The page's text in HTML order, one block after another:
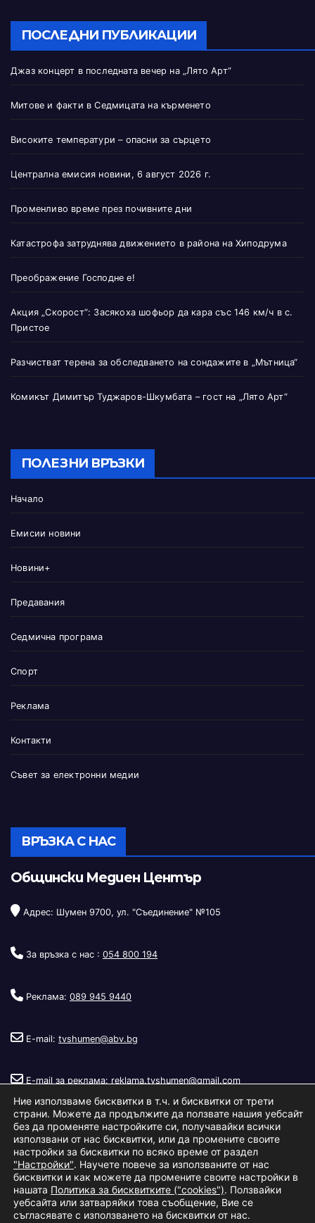
ПОСЛЕДНИ ПУБЛИКАЦИИ
Джаз концерт в последната вечер на „Лято Арт“
Митове и факти в Седмицата на кърменето
Високите температури – опасни за сърцето
Централна емисия новини, 6 август 2026 г.
Променливо време през почивните дни
Катастрофа затруднява движението в района на Хиподрума
Преображение Господне е!
Акция „Скорост“: Засякоха шофьор да кара със 146 км/ч в с.
Пристое
Разчистват терена за обследването на сондажите в „Мътница“
Комикът Димитър Туджаров-Шкумбата – гост на „Лято Арт“
ПОЛЕЗНИ ВРЪЗКИ
Начало
Емисии новини
Новини+
Предавания
Седмична програма
Спорт
Реклама
Контакти
Съвет за електронни медии
ВРЪЗКА С НАС
Общински Медиен Център
Адрес: Шумен 9700, ул. "Съединение" №105
За връзка с нас : 054 800 194
Реклама: 089 945 9440
E-mail: tvshumen@abv.bg
E-mail за реклама: reklama.tvshumen@gmail.com
Copyright © 2026Телевизия Шумен.|Изработка: S.I.T Solutions
Ltd.
За насРекламаУсловия за ползване
Ние използваме бисквитки в т.ч. и бисквитки от трети
страни. Можете да продължите да ползвате нашия уебсайт
без да променяте настройките си, получавайки всички
използвани от нас бисквитки, или да промените своите
настройки за бисквитки по всяко време от раздел
"Настройки". Научете повече за използваните от нас
бисквитки и как можете да промените своите настройки в
нашата Политика за бисквитките ("cookies"). Ползвайки
уебсайта или затваряйки това съобщение, Вие се
съгласявате с използването на бисквитки от нас.